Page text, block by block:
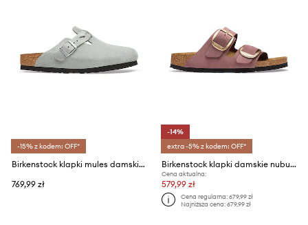
-15% z kodem: OFF*
Birkenstock klapki mules damskie zamszowe Boston Braided Suede Leather
769,99 zł
-14%
extra -5% z kodem: OFF*
Birkenstock klapki damskie nubukowe Arizona Big Buckle Nubuck Leather
Cena aktualna:
579,99 zł
Cena regularna:679,99 zł
Najniższa cena:679,99 zł